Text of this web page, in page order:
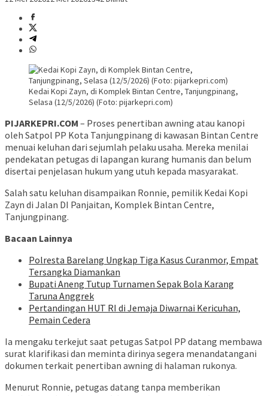
Kedai Kopi Zayn, di Komplek Bintan Centre, Tanjungpinang,
Selasa (12/5/2026) (Foto: pijarkepri.com)
PIJARKEPRI.COM – Proses penertiban awning atau kanopi
oleh Satpol PP Kota Tanjungpinang di kawasan Bintan Centre
menuai keluhan dari sejumlah pelaku usaha. Mereka menilai
pendekatan petugas di lapangan kurang humanis dan belum
disertai penjelasan hukum yang utuh kepada masyarakat.
Salah satu keluhan disampaikan Ronnie, pemilik Kedai Kopi
Zayn di Jalan DI Panjaitan, Komplek Bintan Centre,
Tanjungpinang.
Bacaan Lainnya
Polresta Barelang Ungkap Tiga Kasus Curanmor, Empat
Tersangka Diamankan
Bupati Aneng Tutup Turnamen Sepak Bola Karang
Taruna Anggrek
Pertandingan HUT RI di Jemaja Diwarnai Kericuhan,
Pemain Cedera
Ia mengaku terkejut saat petugas Satpol PP datang membawa
surat klarifikasi dan meminta dirinya segera menandatangani
dokumen terkait penertiban awning di halaman rukonya.
Menurut Ronnie, petugas datang tanpa memberikan